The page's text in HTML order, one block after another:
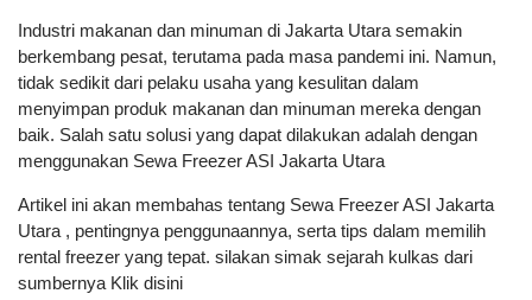
Industri makanan dan minuman di Jakarta Utara semakin
berkembang pesat, terutama pada masa pandemi ini. Namun,
tidak sedikit dari pelaku usaha yang kesulitan dalam
menyimpan produk makanan dan minuman mereka dengan
baik. Salah satu solusi yang dapat dilakukan adalah dengan
menggunakan Sewa Freezer ASI Jakarta Utara
Artikel ini akan membahas tentang Sewa Freezer ASI Jakarta
Utara , pentingnya penggunaannya, serta tips dalam memilih
rental freezer yang tepat. silakan simak sejarah kulkas dari
sumbernya Klik disini